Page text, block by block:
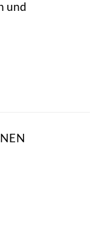
und